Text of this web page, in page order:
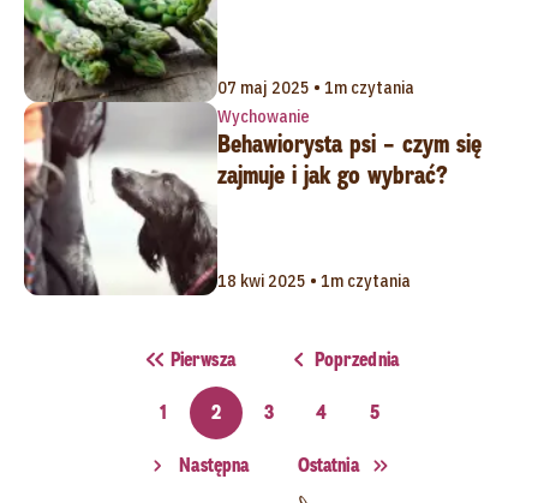
07 maj 2025 • 1m czytania
Wychowanie
Behawiorysta psi – czym się
zajmuje i jak go wybrać?
18 kwi 2025 • 1m czytania
Pierwsza Poprzednia
1 2 3 4 5
Następna Ostatnia